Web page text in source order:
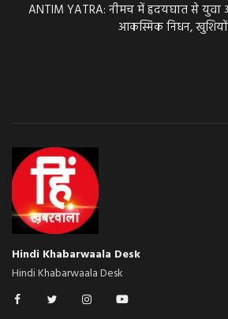
ANTIM YATRA: नीमच में हृदयघात से युवा
आकस्मिक निधन,
Hindi Khabarwaala Desk
Hindi Khabarwaala Desk